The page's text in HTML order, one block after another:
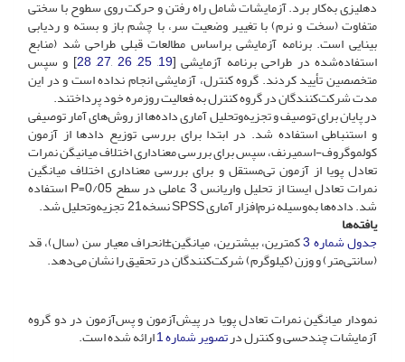
دهلیزی به‌کار برد. آزمایشات شامل راه رفتن و حرکت روی سطوح با سختی
متفاوت (سخت و نرم‌) با تغییر وضعیت سر، با چشم باز و بسته و ردیابی
بینایی است. برنامه آزمایشی بر‌اساس مطالعات قبلی طراحی شد (‌منابع
استفاده‌شده در طراحی برنامه آزمایشی [19
,
25
,
26
,
27
,
28] و سپس
متخصصین تأیید کردند. گروه کنترل، آزمایشی انجام نداده‌ است و در این
مدت شرکت‌کنندگان در گروه کنترل به فعالیت روزمره خود پرداختند.
در پایان برای توصیف و تجزیه‌و‌تحلیل آماری داده‌ها از روش‌های آمار توصیفی
و استنباطی استفاده شد. در ابتدا برای بررسی توزیع دادها از آزمون
کولموگروف-اسمیرنف، سپس برای بررسی معناداری اختلاف میانیگن نمرات
تعادل پویا از آزمون تی‌مستقل و برای بررسی معناداری اختلاف میانگین
نمرات تعادل ایستا از تحلیل واریانس 3 عاملی در سطح P=0/05 استفاده
شد. داده‌ها به‌وسیله نرم‌افزار آماری‌ SPSS ‌نسخه21 تجزیه‌و‌تحلیل شد.
یافته‌ها
جدول شماره 3 کمترین، بیشترین، میانگین±انحراف معیار سن (سال)، قد
(سانتی‌متر) و وزن (کیلوگرم) شرکت‌کنندگان در تحقیق را نشان می‌دهد.
نمودار میانگین نمرات تعادل پویا در پیش‌آزمون و پس‌آزمون در دو گروه
آزمایشات چندحسی و کنترل درتصویر شماره 1 ارائه شده است.